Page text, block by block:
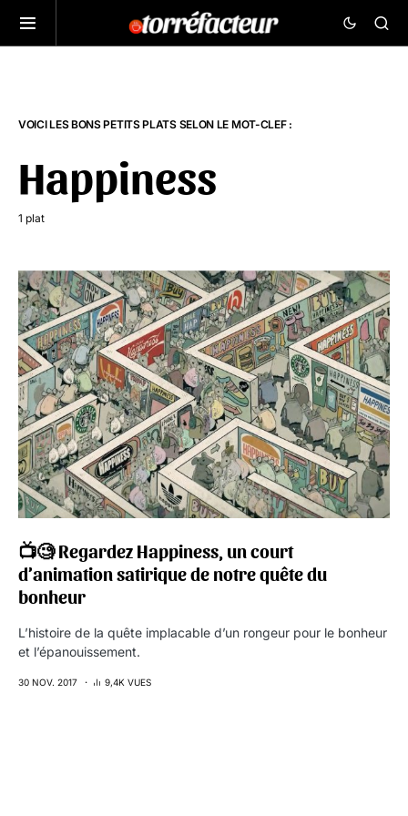
VOICI LES BONS PETITS PLATS SELON LE MOT-CLEF :
Happiness
1 plat
📺🧐 Regardez Happiness, un court
d’animation satirique de notre quête du
bonheur
L’histoire de la quête implacable d’un rongeur pour le bonheur
et l’épanouissement.
30 NOV. 2017 9,4K VUES